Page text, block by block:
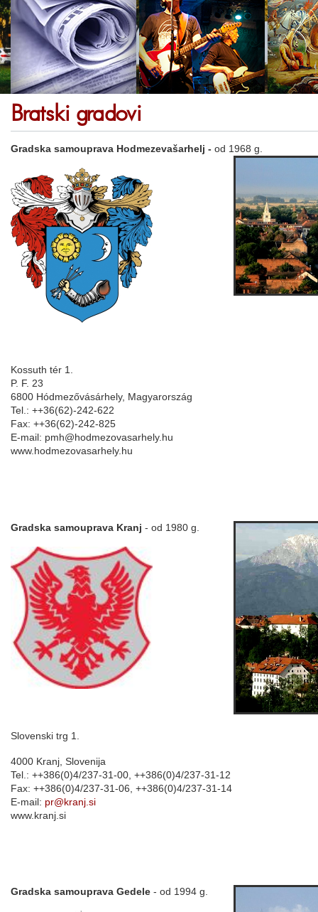
Bratski gradovi
Gradska samouprava Hodmezevašarhelj - od 1968 g.
Kossuth tér 1.
P. F. 23
6800 Hódmezővásárhely, Magyarország
Tel.: ++36(62)-242-622
Fax: ++36(62)-242-825
E-mail: pmh@hodmezovasarhely.hu
www.hodmezovasarhely.hu
Gradska samouprava Kranj - od 1980 g.
Slovenski trg 1.
4000 Kranj, Slovenija
Tel.: ++386(0)4/237-31-00, ++386(0)4/237-31-12
Fax: ++386(0)4/237-31-06, ++386(0)4/237-31-14
E-mail: pr@kranj.si
www.kranj.si
Gradska samouprava Gedele - od 1994 g.